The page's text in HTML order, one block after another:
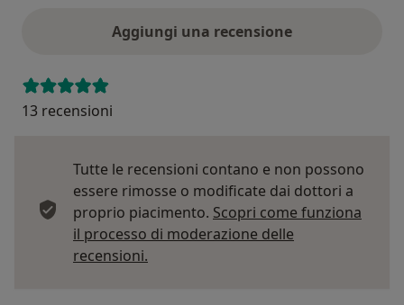
Aggiungi una recensione
13 recensioni
Tutte le recensioni contano e non possono
essere rimosse o modificate dai dottori a
proprio piacimento. Scopri come funziona
il processo di moderazione delle
recensioni.